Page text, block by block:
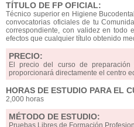
TÍTULO DE FP OFICIAL:
Técnico superior en Higiene
convocatorias oficiales de tu
correspondiente, con validez en todo
efectos que cualquier título obtenido
PRECIO:
El precio del curso de
proporcionará directamente el centro
HORAS DE ESTUDIO PARA EL
2,000 horas
MÉTODO DE ESTUDIO:
Pruebas Libres de Formación